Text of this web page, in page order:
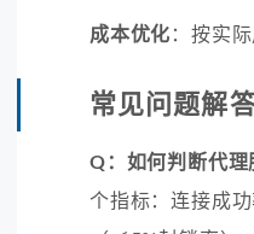
成本优化 ：按实
常见问题解
Q：如何判断代理
个指标：连接成